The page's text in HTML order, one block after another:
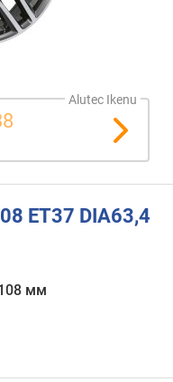
Alutec Ikenu
ET37 DIA63,4
мм